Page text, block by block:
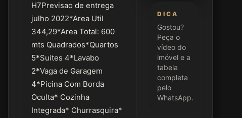
H7Previsao de entrega
julho 2022*Area Util
344,29*Area Total: 600
mts Quadrados*Quartos
5*Suites 4*Lavabo
2*Vaga de Garagem
4*Picina Com Borda
Oculta* Cozinha
Integrada* Churrasquira*
DICA
Gostou?
Peça o
vídeo do
imóvel e a
tabela
completa
pelo
WhatsApp.